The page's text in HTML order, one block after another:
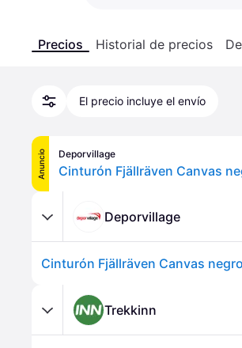
Precios Historial de precios
El precio incluye el envío
Anuncio Deporvillage
Cinturón Fjällräven Canvas
Deporvillage
Cinturón Fjällräven Canvas
Trekkinn